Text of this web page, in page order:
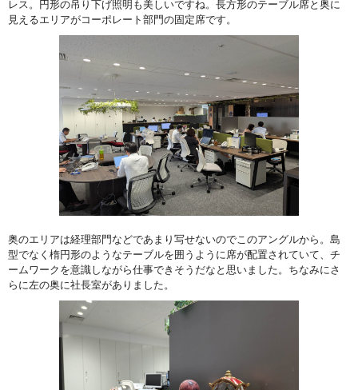
レス。円形の吊り下げ照明も美しいですね。長方形のテーブル席と奥に
見えるエリアがコーポレート部門の固定席です。
奥のエリアは経理部門などであまり写せないのでこのアングルから。島
型でなく楕円形のようなテーブルを囲うように席が配置されていて、チ
ームワークを意識しながら仕事できそうだなと思いました。ちなみにさ
らに左の奥に社長室がありました。